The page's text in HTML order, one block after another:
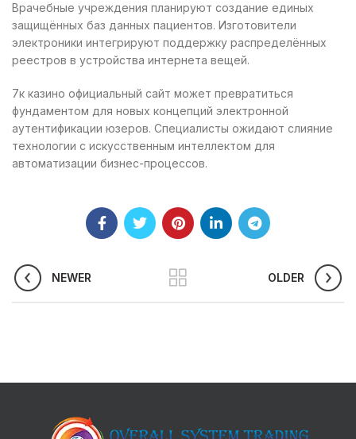
Врачебные учреждения планируют создание единых
защищённых баз данных пациентов. Изготовители
электроники интегрируют поддержку распределённых
реестров в устройства интернета вещей.
7к казино официальный сайт может превратиться
фундаментом для новых концепций электронной
аутентификации юзеров. Специалисты ожидают слияние
технологии с искусственным интеллектом для
автоматизации бизнес-процессов.
NEWER OLDER